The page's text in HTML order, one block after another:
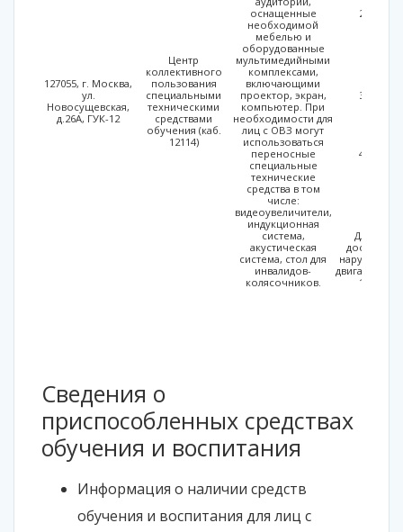
127055, г. Москва,
ул.
Новосущевская,
д.26А, ГУК-12
Центр
коллективного
пользования
специальными
техническими
средствами
обучения (каб.
12114)
оснащенные
необходимой
мебелью и
оборудованные
мультимедийными
комплексами,
включающими
проектор, экран,
компьютер. При
необходимости для
лиц с ОВЗ могут
использоваться
переносные
специальные
технические
средства в том
числе:
видеоувеличители,
индукционная
система,
акустическая
система, стол для
инвалидов-
колясочников.
Для
доступа
Сведения о
приспособленных средствах
обучения и воспитания
Информация о наличии средств
обучения и воспитания для лиц с